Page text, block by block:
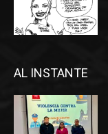
AL INSTANTE